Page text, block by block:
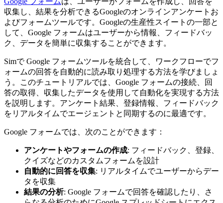
収集し、結果を分析できるGoogleのオンラインアンケートお
よびフォームツールです。Googleの生産性スイートの一部と
して、Google フォームはユーザーから情報、フィードバッ
ク、データを簡単に収集することができます。
Simで Google フォームツールを統合して、ワークフローでフ
ォームの回答を自動的に読み取り処理する方法を学びましょ
う。このチュートリアルでは、Google フォームの接続、回
答の取得、収集したデータを使用して自動化を実現する方法
を説明します。アンケート結果、登録情報、フィードバック
をリアルタイムでエージェントと同期するのに最適です。
Google フォームでは、次のことができます：
アンケートやフォームの作成: フィードバック、登録、
クイズなどのカスタムフォームを設計
自動的に回答を収集: リアルタイムでユーザーからデー
タを収集
結果の分析: Google フォームで回答を確認したり、さ